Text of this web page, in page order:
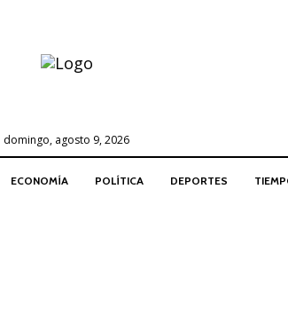
domingo, agosto 9, 2026
ECONOMÍA POLÍTICA DEPORTES